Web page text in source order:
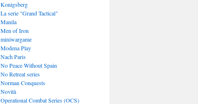
Konigsberg
La serie "Grand Tactical"
Manila
Men of Iron
miniwargame
Modena Play
Nach Paris
No Peace Without Spain
No Retreat series
Norman Conquests
Novità
Operational Combat Series (OCS)